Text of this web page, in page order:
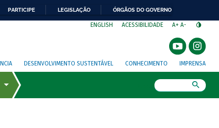
PARTICIPE LEGISLAÇÃO ÓRGÃOS DO GOVERNO
ENGLISH ACESSIBILIDADE A+ A-
DESENVOLVIMENTO SUSTENTÁVEL CONHECIMENTO IMPRENSA